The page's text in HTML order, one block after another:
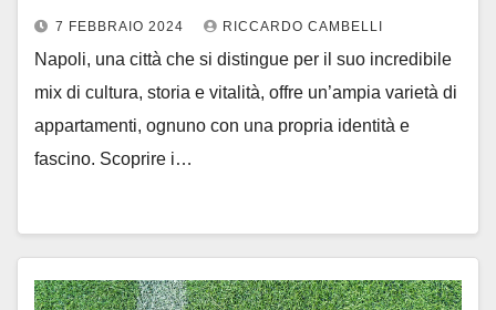
7 FEBBRAIO 2024 RICCARDO CAMBELLI
Napoli, una città che si distingue per il suo incredibile
mix di cultura, storia e vitalità, offre un’ampia varietà di
appartamenti, ognuno con una propria identità e
fascino. Scoprire i…